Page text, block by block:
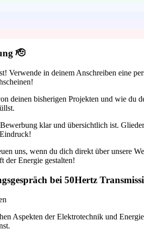
🫡
Verwende in deinem Anschreiben eine
deinen bisherigen Projekten und wie du
klar und übersichtlich ist.
uns, wenn du dich direkt über unsere
der Energie gestalten!
bei 50Hertz
Aspekten der Elektrotechnik und